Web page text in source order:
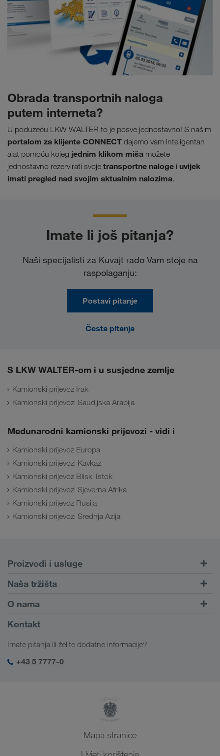
Obrada transportnih naloga
putem interneta?
U poduzeću LKW WALTER to je posve jednostavno! S našim
portalom za klijente CONNECT dajemo vam inteligentan
alat pomoću kojeg jednim klikom miša možete
jednostavno rezervirati svoje transportne naloge i uvijek
imati pregled nad svojim aktualnim nalozima.
Imate li još pitanja?
Naši specijalisti za Kuvajt rado Vam stoje na
raspolaganju:
Postavi pitanje
Česta pitanja
S LKW WALTER-om i u susjedne zemlje
Kamionski prijevoz Irak
Kamionski prijevozi Saudijska Arabija
Međunarodni kamionski prijevozi - vidi i
Kamionski prijevoz Europa
Kamionski prijevozi Kavkaz
Kamionski prijevoz Bliski Istok
Kamionski prijevozi Sjeverna Afrika
Kamionski prijevoz Rusija
Kamionski prijevozi Srednja Azija
Proizvodi i usluge
Cestovni prijevoz
Portal za klijente CONNECT
Digitalna rješenja
Rješenja prema branši
Naša tržišta
Europa
Kavkaz
Srednja Azija
Bliski Istok
O nama
Informacije o poduzeću
Društvena odgovornost
SHEQ-menadžment
Kontakt
Imate pitanja ili želite dodatne informacije?
+43 5 7777-0
Mapa stranice